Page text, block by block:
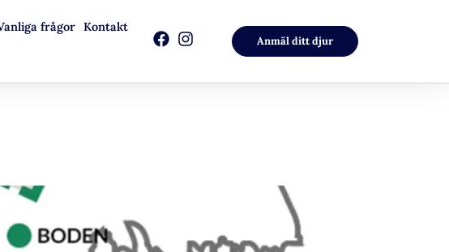
Anmäl ditt djur
frågor Kontakt